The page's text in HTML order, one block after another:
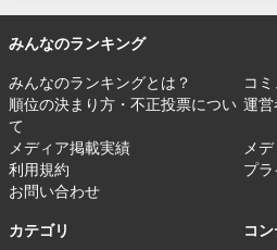
みんなのランキング
みんなのランキングとは？
コ
順位の決まり方・不正投票につい
て
運営
メディア掲載実績
メ
利用規約
プ
お問い合わせ
カテゴリ コ